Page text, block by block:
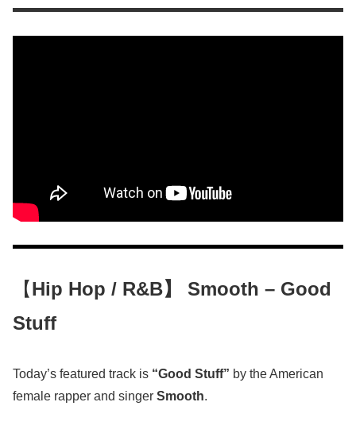
【Hip Hop / R&B】 Smooth – Good
Stuff
Today’s featured track is “Good Stuff” by the American
female rapper and singer Smooth.